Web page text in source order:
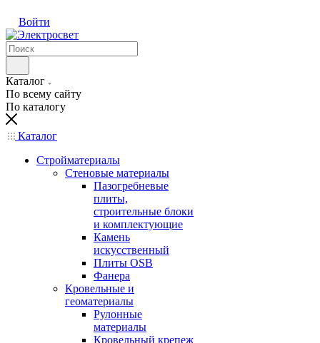
Войти
Каталог
По всему сайту
По каталогу
Каталог
Стройматериалы
Стеновые материалы
Пазогребневые
плиты,
строительные блоки
и комплектующие
Камень
искусственный
Плиты OSB
Фанера
Кровельные и
геоматериалы
Рулонные
материалы
Кровельный крепеж